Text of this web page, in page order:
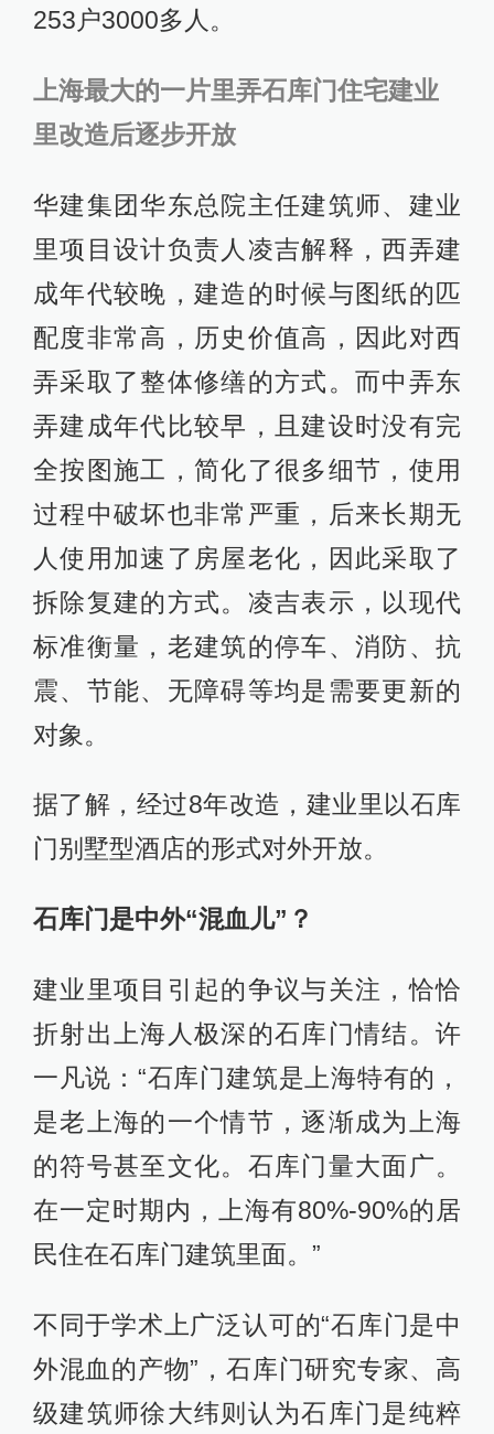
253户3000多人。
上海最大的一片里弄石库门住宅建业
里改造后逐步开放
华建集团华东总院主任建筑师、建业
里项目设计负责人凌吉解释，西弄建
成年代较晚，建造的时候与图纸的匹
配度非常高，历史价值高，因此对西
弄采取了整体修缮的方式。而中弄东
弄建成年代比较早，且建设时没有完
全按图施工，简化了很多细节，使用
过程中破坏也非常严重，后来长期无
人使用加速了房屋老化，因此采取了
拆除复建的方式。凌吉表示，以现代
标准衡量，老建筑的停车、消防、抗
震、节能、无障碍等均是需要更新的
对象。
据了解，经过8年改造，建业里以石库
门别墅型酒店的形式对外开放。
石库门是中外“混血儿”？
建业里项目引起的争议与关注，恰恰
折射出上海人极深的石库门情结。许
一凡说：“石库门建筑是上海特有的，
是老上海的一个情节，逐渐成为上海
的符号甚至文化。石库门量大面广。
在一定时期内，上海有80%-90%的居
民住在石库门建筑里面。”
不同于学术上广泛认可的“石库门是中
外混血的产物”，石库门研究专家、高
级建筑师徐大纬则认为石库门是纯粹